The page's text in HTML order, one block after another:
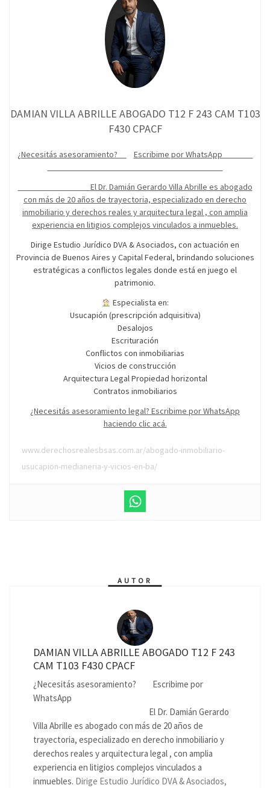
DAMIAN VILLA ABRILLE ABOGADO T12 F 243 CAM T103
F430 CPACF
¿Necesitás asesoramiento? Escribime por WhatsApp
El Dr. Damián Gerardo Villa Abrille es abogado
con más de 20 años de trayectoria, especializado en derecho
inmobiliario y derechos reales y arquitectura legal , con amplia
experiencia en litigios complejos vinculados a inmuebles.
Dirige Estudio Jurídico DVA & Asociados, con actuación en
Provincia de Buenos Aires y Capital Federal, brindando soluciones
estratégicas a conflictos legales donde está en juego el
patrimonio.
Especialista en:
Usucapión (prescripción adquisitiva)
Desalojos
Escrituración
Conflictos con inmobiliarias
Vicios de construcción
Arquitectura Legal Propiedad horizontal
Contratos inmobiliarios
¿Necesitás asesoramiento legal? Escribime por WhatsApp
haciendo clic acá.
www.derechosrealesbsas.com.ar/abogado-inmobiliario-
usucapion-medianeria-y-vicios-en-ba/
AUTOR
DAMIAN VILLA ABRILLE ABOGADO T12 F 243
CAM T103 F430 CPACF
¿Necesitás asesoramiento?
Escribime por
WhatsApp
El Dr. Damián Gerardo
Villa Abrille es abogado con más de 20 años de
trayectoria, especializado en derecho inmobiliario y
derechos reales y arquitectura legal , con amplia
experiencia en litigios complejos vinculados a
inmuebles. Dirige Estudio Jurídico DVA & Asociados,